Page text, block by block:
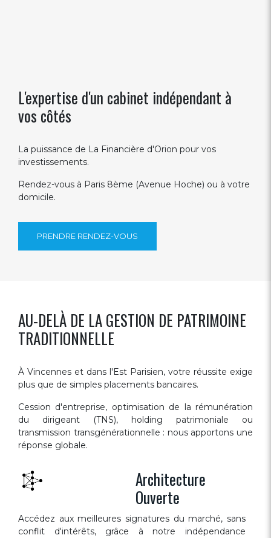
L'expertise d'un cabinet indépendant à
vos côtés
La puissance de La Financière d'Orion pour vos
investissements.
Rendez-vous à Paris 8ème (Avenue Hoche) ou à votre
domicile.
PRENDRE RENDEZ-VOUS
AU-DELÀ DE LA GESTION DE PATRIMOINE
TRADITIONNELLE
À Vincennes et dans l'Est Parisien, votre réussite exige
plus que de simples placements bancaires.
Cession d'entreprise, optimisation de la rémunération
du dirigeant (TNS), holding patrimoniale ou
transmission transgénérationnelle : nous apportons une
réponse globale.
Architecture
Ouverte
Accédez aux meilleures signatures du marché, sans
conflit d'intérêts, grâce à notre indépendance